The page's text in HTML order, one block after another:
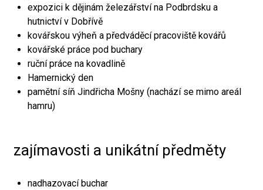
expozici k dějinám železářství na Podbrdsku a
hutnictví v Dobřívě
kovářskou výheň a předváděcí pracoviště kovářů
kovářské práce pod buchary
ruční práce na kovadlině
Hamernický den
pamětní síň Jindřicha Mošny (nachází se mimo areál
hamru)
zajímavosti a unikátní předměty
nadhazovací buchar